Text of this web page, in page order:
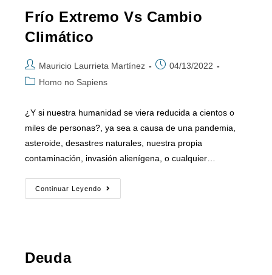
Frío Extremo Vs Cambio
Climático
Mauricio Laurrieta Martínez
04/13/2022
Homo no Sapiens
¿Y si nuestra humanidad se viera reducida a cientos o
miles de personas?, ya sea a causa de una pandemia,
asteroide, desastres naturales, nuestra propia
contaminación, invasión alienígena, o cualquier…
Continuar Leyendo
Deuda